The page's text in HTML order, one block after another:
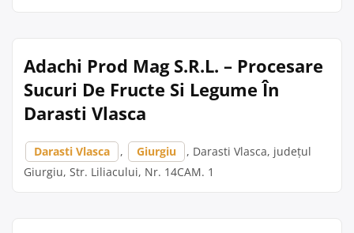
Adachi Prod Mag S.R.L. – Procesare
Sucuri De Fructe Si Legume În
Darasti Vlasca
Darasti Vlasca , Giurgiu
, Darasti Vlasca, județul
Giurgiu, Str. Liliacului, Nr. 14CAM. 1